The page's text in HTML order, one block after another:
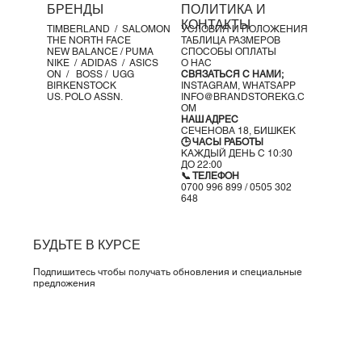
БРЕНДЫ
TIMBERLAND / SALOMON
THE NORTH FACE
NEW BALANCE / PUMA
NIKE / ADIDAS / ASICS
ON / BOSS / UGG
BIRKENSTOCK
US. POLO ASSN.
ПОЛИТИКА И
КОНТАКТЫ
УСЛОВИЯ И ПОЛОЖЕНИЯ
ТАБЛИЦА РАЗМЕРОВ
СПОСОБЫ ОПЛАТЫ
О НАС
СВЯЗАТЬСЯ С НАМИ;
INSTAGRAM, WHATSAPP
INFO@BRANDSTOREKG.C
OM
НАШ АДРЕС
СЕЧЕНОВА 18, БИШКЕК
🕒 ЧАСЫ РАБОТЫ
КАЖДЫЙ ДЕНЬ С 10:30
ДО 22:00
📞 ТЕЛЕФОН
0700 996 899 / 0505 302
648
БУДЬТЕ В КУРСЕ
Подпишитесь чтобы получать обновления и специальные
предложения